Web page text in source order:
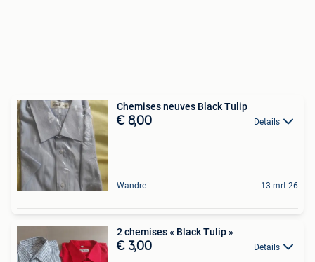
Chemises neuves Black Tulip
€ 8,00 Details
Wandre 13 mrt 26
2 chemises « Black Tulip »
€ 3,00 Details